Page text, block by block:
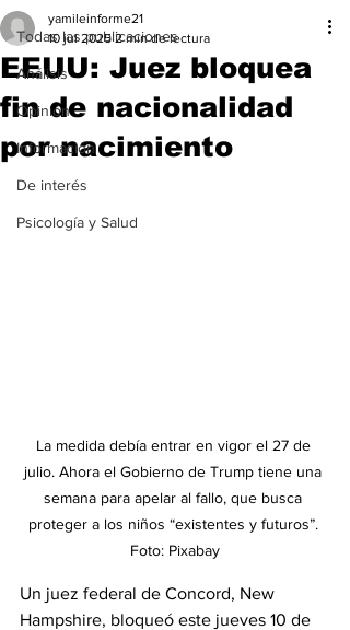
Todas las publicaciones
Análisis
Opinión
Información
De interés
Psicología y Salud
EEUU: Juez bloquea
fin de nacionalidad
por nacimiento
yamileinforme21
10 jul 2025 2 min de lectura
La medida debía entrar en vigor el 27 de
julio. Ahora el Gobierno de Trump tiene una
semana para apelar al fallo, que busca
proteger a los niños “existentes y futuros”.
Foto: Pixabay
Un juez federal de Concord, New
Hampshire, bloqueó este jueves 10 de